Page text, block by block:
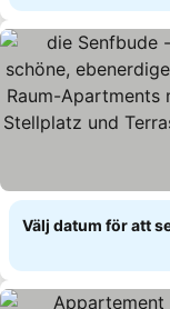
Välj datum för att